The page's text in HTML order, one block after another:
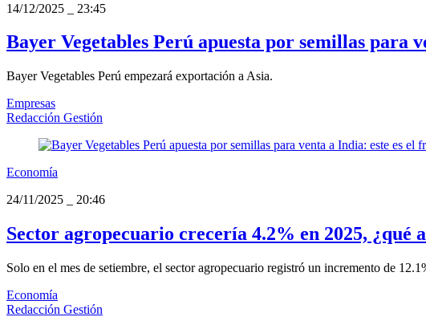
14/12/2025
23:45
Bayer Vegetables Perú apuesta por semillas para
Bayer Vegetables Perú empezará exportación a Asia.
Empresas
Redacción Gestión
Economía
24/11/2025
20:46
Sector agropecuario crecería 4.2% en 2025,
Solo en el mes de setiembre, el sector agropecuario registró un incremento de
Economía
Redacción Gestión